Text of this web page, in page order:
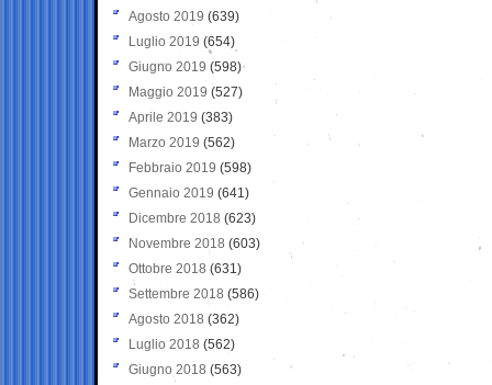
Agosto 2019 (639)
Luglio 2019 (654)
Giugno 2019 (598)
Maggio 2019 (527)
Aprile 2019 (383)
Marzo 2019 (562)
Febbraio 2019 (598)
Gennaio 2019 (641)
Dicembre 2018 (623)
Novembre 2018 (603)
Ottobre 2018 (631)
Settembre 2018 (586)
Agosto 2018 (362)
Luglio 2018 (562)
Giugno 2018 (563)